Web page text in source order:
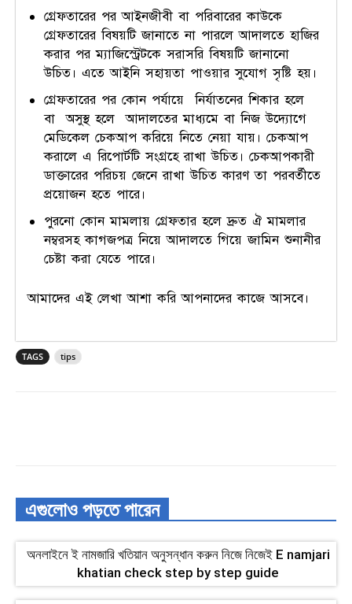
গ্রেফতারের পর আইনজীবী বা পরিবারের কাউকে
গ্রেফতারের বিষয়টি জানাতে না পারলে আদালতে হাজির
করার পর ম্যাজিস্ট্রেটকে সরাসরি বিষয়টি জানানো
উচিত। এতে আইনি সহায়তা পাওয়ার সুযোগ সৃষ্টি হয়।
গ্রেফতারের পর কোন পর্যায়ে নির্যাতনের শিকার হলে
বা অসুস্থ হলে আদালতের মাধ্যমে বা নিজ উদ্যোগে
মেডিকেল চেকআপ করিয়ে নিতে নেয়া যায়। চেকআপ
করালে এ রিপোর্টটি সংগ্রহে রাখা উচিত। চেকআপকারী
ডাক্তারের পরিচয় জেনে রাখা উচিত কারণ তা পরবর্তীতে
প্রয়োজন হতে পারে।
পুরনো কোন মামলায় গ্রেফতার হলে দ্রুত ঐ মামলার
নম্বরসহ কাগজপত্র নিয়ে আদালতে গিয়ে জামিন শুনানীর
চেষ্টা করা যেতে পারে।
আমাদের এই লেখা আশা করি আপনাদের কাজে আসবে।
TAGS tips
এগুলোও পড়তে পারেন
অনলাইনে ই নামজারি খতিয়ান অনুসন্ধান করুন নিজে নিজেই E namjari
khatian check step by step guide